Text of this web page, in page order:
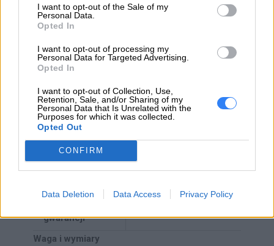
I want to opt-out of the Sale of my
Personal Data.
Opted In
I want to opt-out of processing my
Personal Data for Targeted Advertising.
Opted In
I want to opt-out of Collection, Use,
Retention, Sale, and/or Sharing of my
Personal Data that Is Unrelated with the
Purposes for which it was collected.
Opted Out
CONFIRM
Data Deletion Data Access Privacy Policy
Długość
gwarancji dla
osób gwarancji
Długość
gwarancji dla
firm
36 miesięcy
Rodzaj
gwarancji
Możliwość
gwarancji
Waga i wymiary